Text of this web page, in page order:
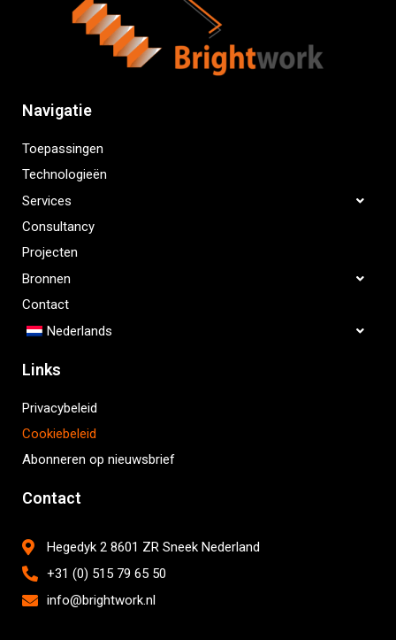
Navigatie
Toepassingen
Technologieën
Services
Consultancy
Projecten
Bronnen
Contact
Nederlands
Links
Privacybeleid
Cookiebeleid
Abonneren op nieuwsbrief
Contact
Hegedyk 2 8601 ZR Sneek Nederland
+31 (0) 515 79 65 50
info@brightwork.nl